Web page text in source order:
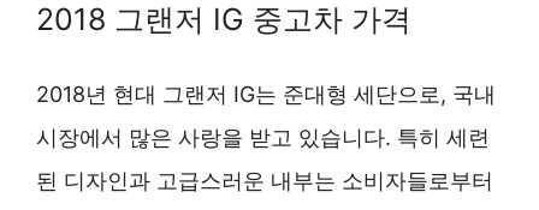
2018 그랜저 IG 중고차 가격
2018년 현대 그랜저 IG는 준대형 세단으로, 국내
시장에서 많은 사랑을 받고 있습니다. 특히 세련
된 디자인과 고급스러운 내부는 소비자들로부터